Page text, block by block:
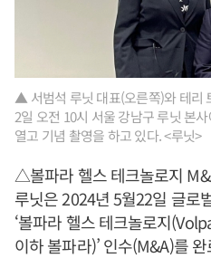
▲ 서범석 루닛 대표(오른쪽)와 테리
2일 오전 10시 서울 강남구 루닛 본
열고 기념 촬영을 하고 있다. <루닛>
△볼파라 헬스 테크놀로지
루닛은 2024년 5월22일 글로
‘볼파라 헬스 테크놀로지
이하 볼파라)’ 인수(M&A)를